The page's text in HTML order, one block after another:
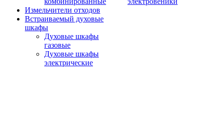
Измельчители отходов
Встраиваемый духовые
шкафы
Духовые шкафы
газовые
Духовые шкафы
электрические